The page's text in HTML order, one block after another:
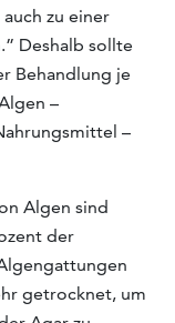
zu einer
Deshalb sollte
Behandlung je
–
–
Algen sind
der
getrocknet, um